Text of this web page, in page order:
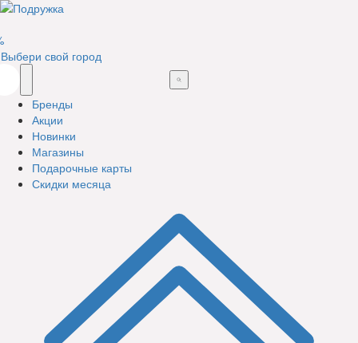
Выбери свой город
Бренды
Акции
Новинки
Магазины
Подарочные карты
Скидки месяца